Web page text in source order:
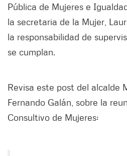
Pública de Mujeres e
la secretaria de la Mujer,
la responsabilidad de
se cumplan.
Revisa este post del alcalde
Fernando Galán, sobre la
Consultivo de Mujeres: